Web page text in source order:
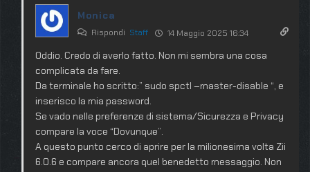
Monica
Rispondi Staff 14 Maggio 2025 16:34
Oddio. Credo di averlo fatto. Non mi sembra una cosa
complicata da fare.
Da terminale ho scritto:” sudo spctl –master-disable “, e
inserisco la mia password.
Se vado nelle preferenze di sistema/Sicurezza e Privacy
compare la voce “Dovunque”.
A questo punto cerco di aprire per la milionesima volta Zii
6.0.6 e compare ancora quel benedetto messaggio. Non